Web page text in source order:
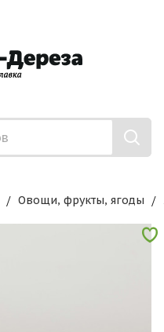
Овощи, фрукты, ягоды